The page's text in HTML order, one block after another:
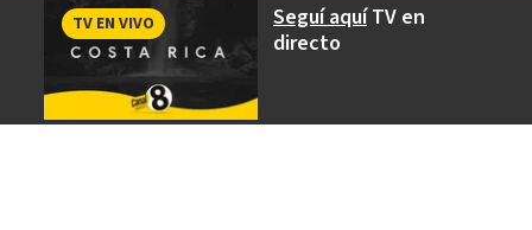
Seguí aquíTV en
directo
TV EN VIVO